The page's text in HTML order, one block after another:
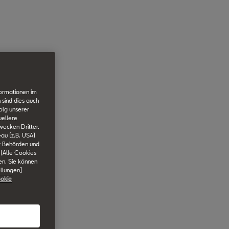
im
dies auch
unserer
Dritter.
(z.B. USA)
und
[Alle Cookies
Sie können